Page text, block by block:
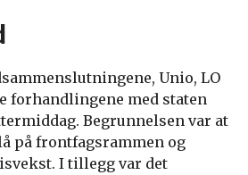
Unio, LO
forhandlingene med staten
Begrunnelsen var at
på frontfagsrammen og
I tillegg var det